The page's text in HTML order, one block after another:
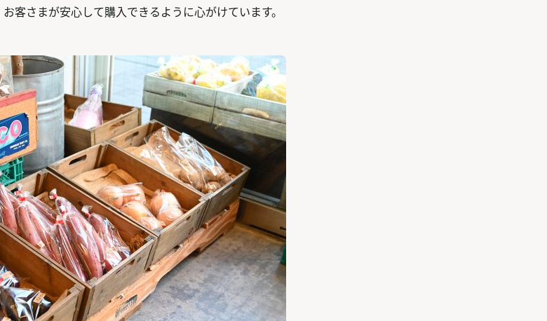
客さまが安心して購入できるように心がけています。